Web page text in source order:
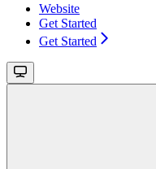
Website
Get Started
Get Started